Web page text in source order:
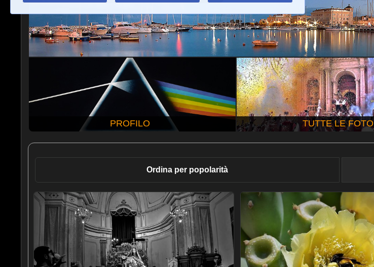
PROFILO TUTTE LE FOTO
Ordina per popolarità